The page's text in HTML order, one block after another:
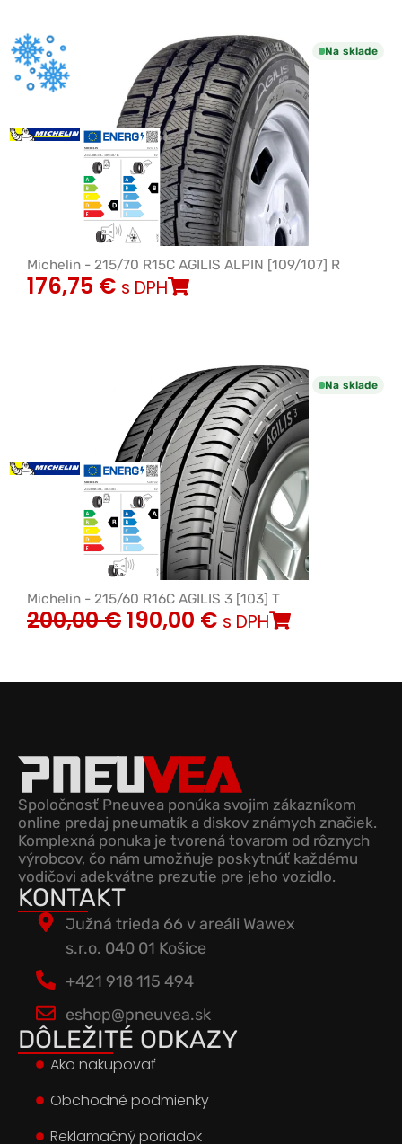
Na sklade
Michelin - 215/70 R15C AGILIS ALPIN [109/107] R
176,75 € s DPH
Na sklade
Michelin - 215/60 R16C AGILIS 3 [103] T
200,00€190,00 € s DPH
Spoločnosť Pneuvea ponúka svojim zákazníkom
online predaj pneumatík a diskov známych značiek.
Komplexná ponuka je tvorená tovarom od rôznych
výrobcov, čo nám umožňuje poskytnúť každému
vodičovi adekvátne prezutie pre jeho vozidlo.
KONTAKT
Južná trieda 66 v areáli Wawex
s.r.o. 040 01 Košice
+421 918 115 494
eshop@pneuvea.sk
DÔLEŽITÉ ODKAZY
Ako nakupovať
Obchodné podmienky
Reklamačný poriadok